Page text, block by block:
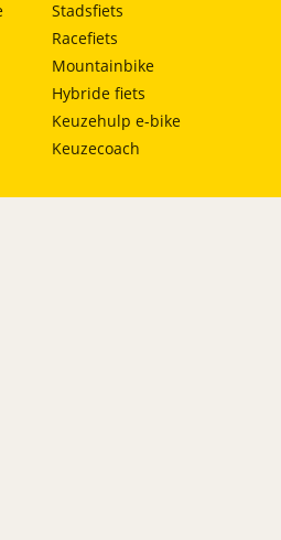
Puntencheck; BOVAG
Stadsfiets
Racefiets
Mountainbike
Hybride fiets
Keuzehulp e-bike
Keuzecoach